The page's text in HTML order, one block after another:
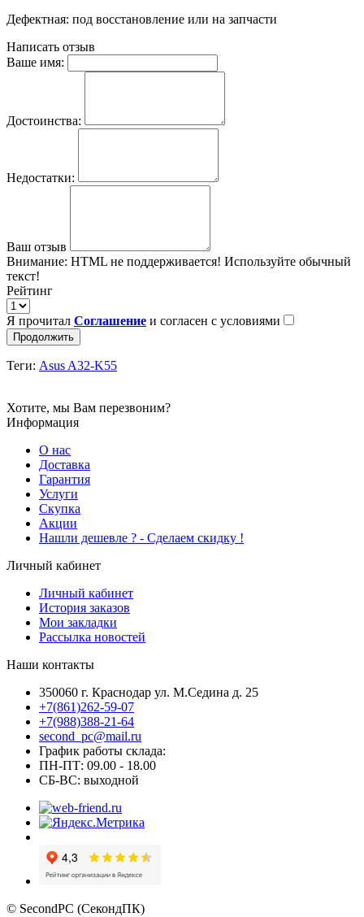
Дефектная: под восстановление или на запчасти
Написать отзыв
Ваше имя:
Достоинства:
Недостатки:
Ваш отзыв
Внимание: HTML не поддерживается! Используйте обычный
текст!
Рейтинг
Я прочитал Соглашение и согласен с условиями
Продолжить
Теги: Asus A32-K55
Хотите, мы Вам перезвоним?
Информация
О нас
Доставка
Гарантия
Услуги
Скупка
Акции
Hашли дешевле ? - Сделаем скидку !
Личный кабинет
Личный кабинет
История заказов
Мои закладки
Рассылка новостей
Наши контакты
350060 г. Краснодар ул. М.Седина д. 25
+7(861)262-59-07
+7(988)388-21-64
second_pc@mail.ru
График работы склада:
ПН-ПТ: 09.00 - 18.00
СБ-ВС: выходной
© SecondPC (СекондПК)